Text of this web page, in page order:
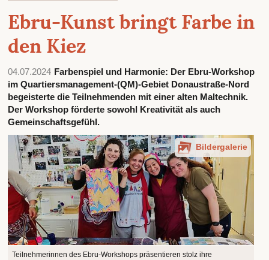
Ebru-Kunst bringt Farbe in
den Kiez
04.07.2024 Farbenspiel und Harmonie: Der Ebru-Workshop
im Quartiersmanagement-(QM)-Gebiet Donaustraße-Nord
begeisterte die Teilnehmenden mit einer alten Maltechnik.
Der Workshop förderte sowohl Kreativität als auch
Gemeinschaftsgefühl.
Teilnehmerinnen des Ebru-Workshops präsentieren stolz ihre
Bildergalerie